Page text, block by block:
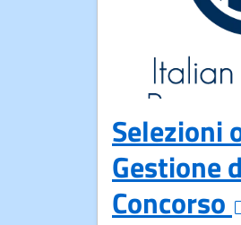
Selezioni
Gestione
Concorso